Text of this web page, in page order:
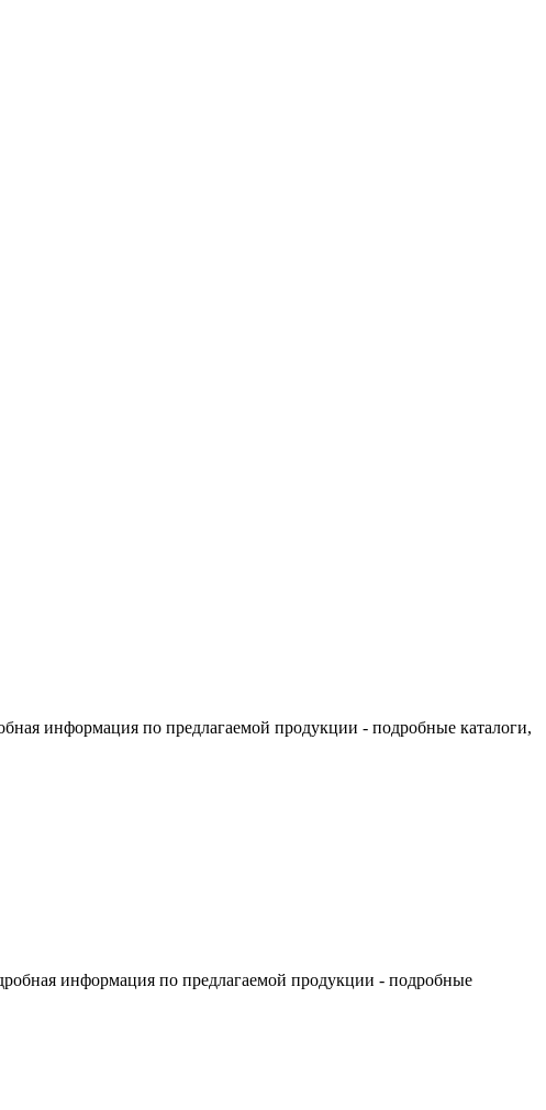
информация по предлагаемой продукции - подробные каталоги,
информация по предлагаемой продукции - подробные